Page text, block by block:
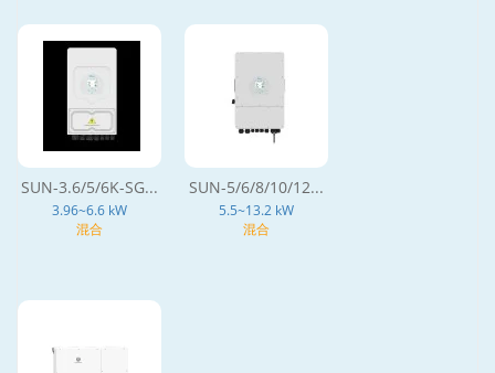
SUN-3.6/5/6K-SG...
3.96~6.6 kW
混合
SUN-5/6/8/10/12...
5.5~13.2 kW
混合